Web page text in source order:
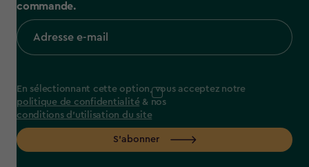
commande.
En sélectionnant cette option, vous acceptez notre
politique de confidentialité & nos
conditions d'utilisation du site
S'abonner